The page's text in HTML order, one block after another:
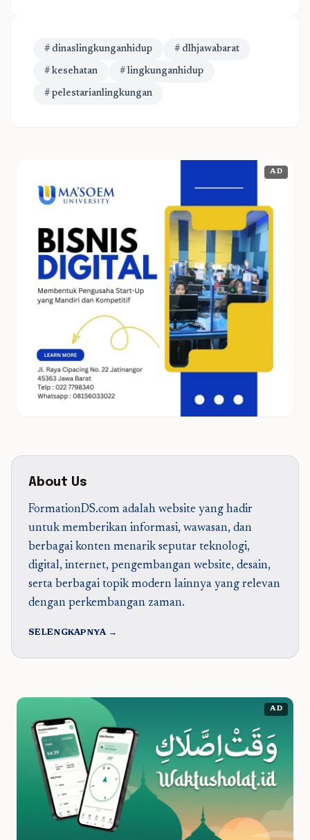
# dinaslingkunganhidup # dlhjawabarat
# kesehatan # lingkunganhidup
# pelestarianlingkungan
AD
About Us
FormationDS.com adalah website yang hadir
untuk memberikan informasi, wawasan, dan
berbagai konten menarik seputar teknologi,
digital, internet, pengembangan website, desain,
serta berbagai topik modern lainnya yang relevan
dengan perkembangan zaman.
SELENGKAPNYA →
AD